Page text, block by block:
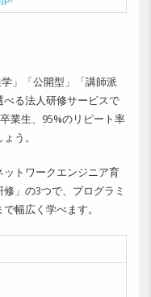
」「公開型」「講師派
る法人研修サービスで
業生、95%のリピート率
う。
トワークエンジニア育
」の3つで、プログラミ
幅広く学べます。